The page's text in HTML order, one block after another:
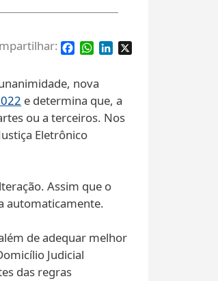
Facebook
WhatsApp
LinkedIn
nova
e determina que, a
ou a terceiros. Nos
Eletrônico
Assim que o
automaticamente.
de adequar melhor
Judicial
das regras